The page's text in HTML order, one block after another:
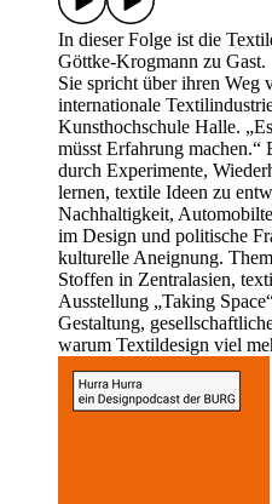
In dieser Folge ist die
Göttke-Krogmann zu Gast.
Sie spricht über ihren Weg
internationale
Kunsthochschule Halle.
müsst Erfahrung machen.“
durch Experimente,
lernen, textile Ideen zu
Nachhaltigkeit,
im Design und politische
kulturelle Aneignung.
Stoffen in Zentralasien,
Ausstellung „Taking
Gestaltung,
warum Textildesign viel